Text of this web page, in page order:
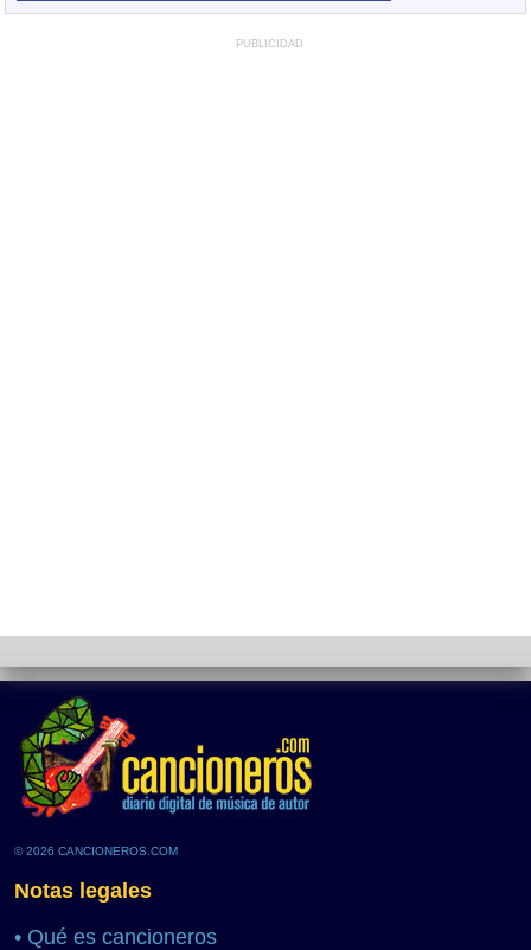
PUBLICIDAD
© 2026 CANCIONEROS.COM
Notas legales
• Qué es cancioneros